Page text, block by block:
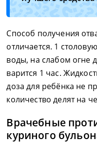
Способ получения
отличается. 1
воды, на слабом огне
варится 1 час.
доза для ребёнка не
количество делят на
Врачебные
куриного